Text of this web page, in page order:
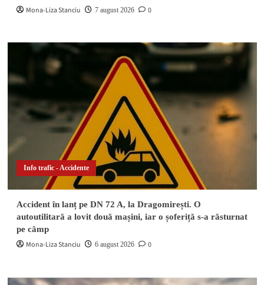
Mona-Liza Stanciu 7 august 2026 0
Info trafic - Accidente
Accident în lanț pe DN 72 A, la Dragomirești. O
autoutilitară a lovit două mașini, iar o șoferiță s-a răsturnat
pe câmp
Mona-Liza Stanciu 6 august 2026 0